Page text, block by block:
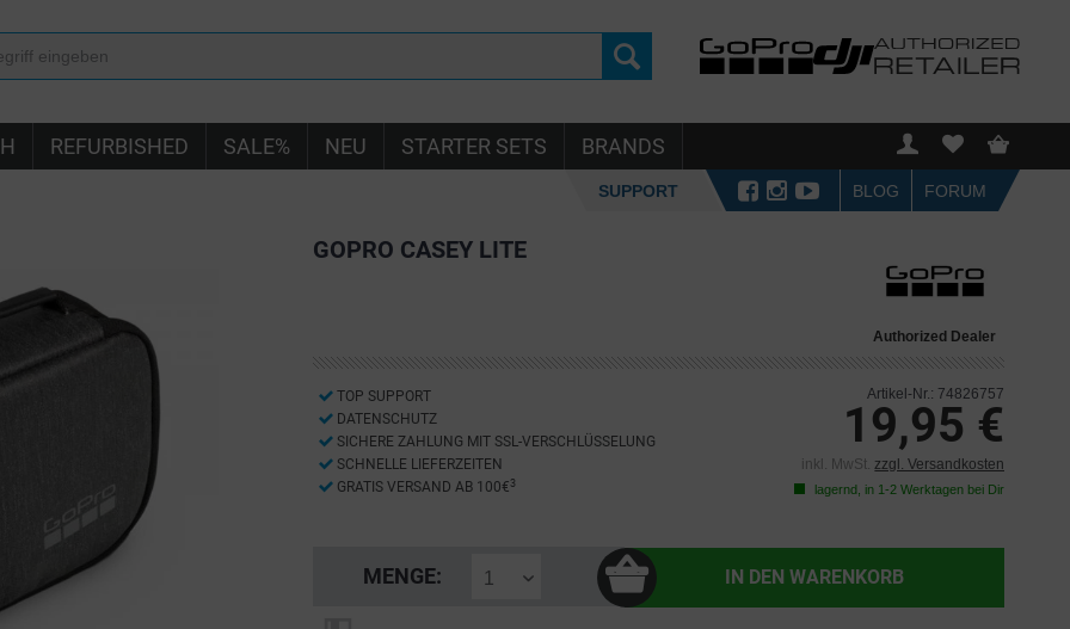
REFURBISHED SALE% NEU STARTER SETS BRANDS
SUPPORT BLOG FORUM
GOPRO CASEY LITE
Authorized Dealer
TOP SUPPORT
DATENSCHUTZ
SICHERE ZAHLUNG MIT SSL-VERSCHLÜSSELUNG
SCHNELLE LIEFERZEITEN
GRATIS VERSAND AB 100€ 3
Artikel-Nr.: 74826757
19,95 €
inkl. MwSt.zzgl. Versandkosten
lagernd, in 1-2 Werktagen bei Dir
MENGE: IN DEN WARENKORB